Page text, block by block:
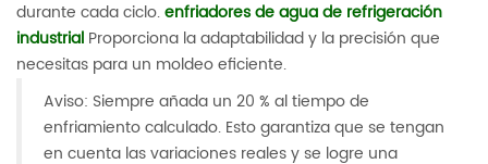
durante cada ciclo.enfriadores de agua de refrigeración
industrial Proporciona la adaptabilidad y la precisión que
necesitas para un moldeo eficiente.
Aviso: Siempre añada un 20 % al tiempo de
enfriamiento calculado. Esto garantiza que se tengan
en cuenta las variaciones reales y se logre una